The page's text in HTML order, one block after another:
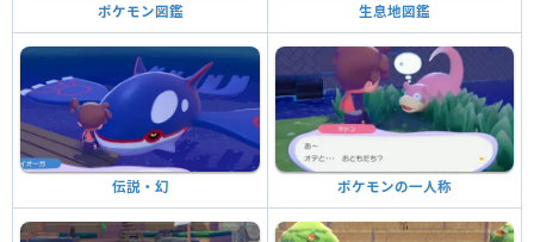
ポケモン図鑑 生息地図鑑
伝説・幻 ポケモンの一人称